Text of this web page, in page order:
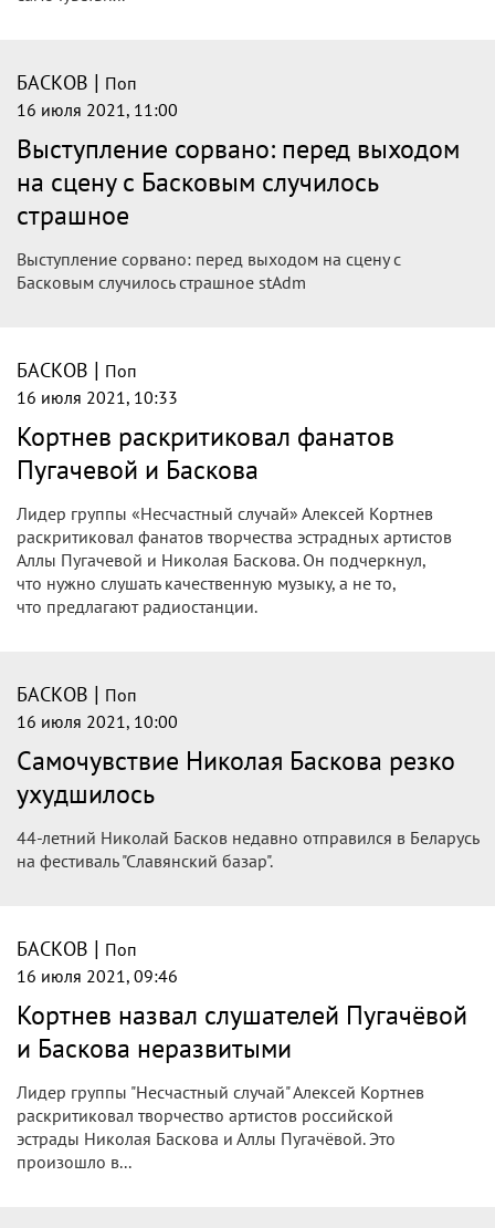
этом артист сообщил на своей личной странице в
БАСКОВ|Поп
16 июля 2021, 11:43
Алексей Кортнев: Слушатели Баскова и
Пугачевой - неразвитые люди — Видео
Известный певец и участник группы «Несчастный случай»
Алексей Кортнев резко высказался о фанатах творчества
БАСКОВ|Поп
16 июля 2021, 11:02
Николай Басков не выступил на
фестивале «Славянский базар» в
Витебске из-за ухудшения
самочувствия
В своем Instagram-аккаунте Николай Басков в пятницу, 15
БАСКОВ|Поп
16 июля 2021, 11:00
Выступление сорвано: перед выходом
на сцену с Басковым случилось
Выступление сорвано: перед выходом на сцену с
Басковым случилось страшное stAdm
БАСКОВ|Поп
Кортнев раскритиковал фанатов
Пугачевой и Баскова